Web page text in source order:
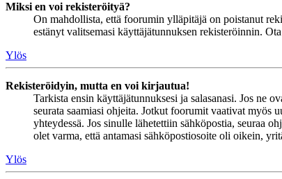
Miksi en voi rekisteröityä?
On mahdollista, että foorumin ylläpitäjä on poistanut
estänyt valitsemasi käyttäjätunnuksen rekisteröinnin.
Ylös
Rekisteröidyin, mutta en voi kirjautua!
Tarkista ensin käyttäjätunnuksesi ja salasanasi. Jos ne
seurata saamiasi ohjeita. Jotkut foorumit vaativat myös
yhteydessä. Jos sinulle lähetettiin sähköpostia, seuraa
olet varma, että antamasi sähköpostiosoite oli oikein,
Ylös